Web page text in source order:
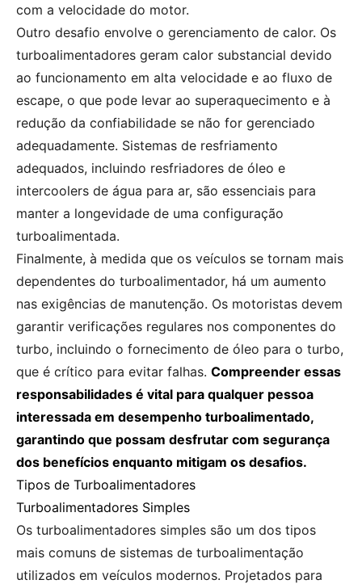
com a velocidade do motor.
Outro desafio envolve o gerenciamento de calor. Os
turboalimentadores geram calor substancial devido
ao funcionamento em alta velocidade e ao fluxo de
escape, o que pode levar ao superaquecimento e à
redução da confiabilidade se não for gerenciado
adequadamente. Sistemas de resfriamento
adequados, incluindo resfriadores de óleo e
intercoolers de água para ar, são essenciais para
manter a longevidade de uma configuração
turboalimentada.
Finalmente, à medida que os veículos se tornam mais
dependentes do turboalimentador, há um aumento
nas exigências de manutenção. Os motoristas devem
garantir verificações regulares nos componentes do
turbo, incluindo o fornecimento de óleo para o turbo,
que é crítico para evitar falhas. Compreender essas
responsabilidades é vital para qualquer pessoa
interessada em desempenho turboalimentado,
garantindo que possam desfrutar com segurança
dos benefícios enquanto mitigam os desafios.
Tipos de Turboalimentadores
Turboalimentadores Simples
Os turboalimentadores simples são um dos tipos
mais comuns de sistemas de turboalimentação
utilizados em veículos modernos. Projetados para